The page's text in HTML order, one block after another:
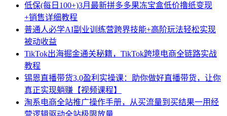
低保(每日100+)3月最新拼多多果冻宝盒低价撸纸变现
+销售详细教程
普通人必学AI副业训练营跨界技能+高阶玩法轻松实现
被动收益
TikTok出海掘金通关秘籍，TikTok跨境电商全链路实战
教程
锡恩直播带货3.0盈利实操课：助你做好直播带货，让你
真正实现躺赚【视频课程】
淘系电商全站推广操作手册，从买流量到买结果一用经
营逻辑驱动全站极限放量